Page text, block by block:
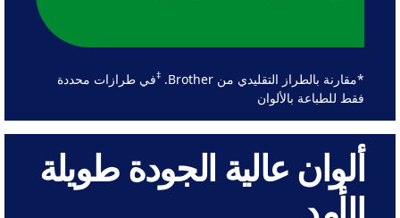
*مقارنة بالطراز التقليدي من Brother.
في طرازات محددة
فقط للطباعة بالألوان
ألوان عالية الجودة طويلة